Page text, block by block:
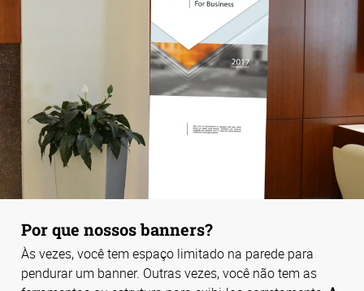
Por que nossos banners?
Às vezes, você tem espaço limitado na parede para
pendurar um banner. Outras vezes, você não tem as